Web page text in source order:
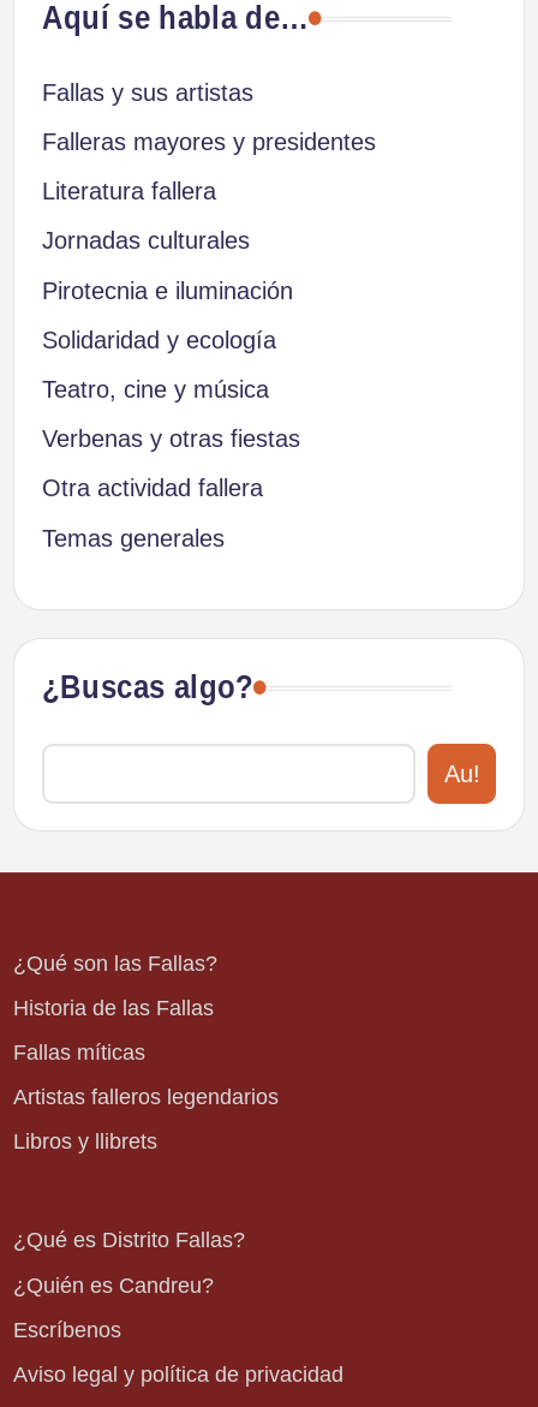
Aquí se habla de…
Fallas y sus artistas
Falleras mayores y presidentes
Literatura fallera
Jornadas culturales
Pirotecnia e iluminación
Solidaridad y ecología
Teatro, cine y música
Verbenas y otras fiestas
Otra actividad fallera
Temas generales
¿Buscas algo?
Au!
¿Qué son las Fallas?
Historia de las Fallas
Fallas míticas
Artistas falleros legendarios
Libros y llibrets
¿Qué es Distrito Fallas?
¿Quién es Candreu?
Escríbenos
Aviso legal y política de privacidad